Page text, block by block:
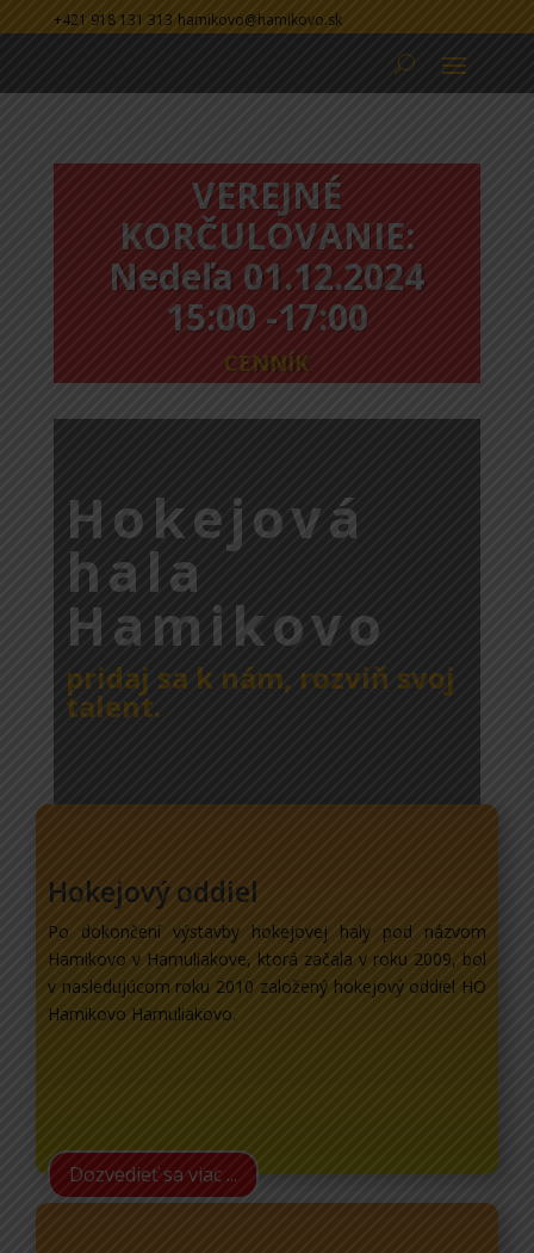
+421 918 131 313 hamikovo@hamikovo.sk
VEREJNÉ
KORČULOVANIE:
Nedeľa 01.12.2024
15:00 -17:00
CENNÍK
Hokejová
hala
Hamikovo
pridaj sa k nám, rozviň svoj
talent.
Hokejový oddiel
Po dokončení výstavby hokejovej haly pod názvom
Hamikovo v Hamuliakove, ktorá začala v roku 2009, bol
v nasledujúcom roku 2010 založený hokejový oddiel HO
Hamikovo Hamuliakovo.
Dozvedieť sa viac ...